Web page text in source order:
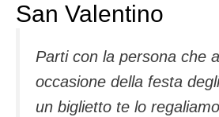
San Valentino
Parti con la persona che
occasione della festa
un biglietto te lo